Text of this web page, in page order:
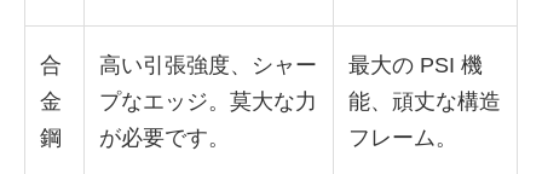
合
金
鋼
高い引張強度、シャー
プなエッジ。莫大な力
が必要です。
最大の PSI 機
能、頑丈な構造
フレーム。